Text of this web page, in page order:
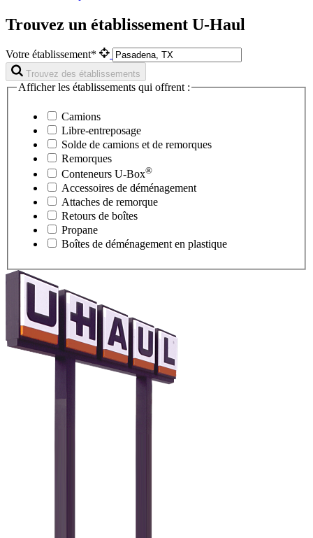
Trouvez un établissement U-Haul
Votre établissement*
Trouvez des établissements
Afficher les établissements qui offrent :
Camions
Libre-entreposage
Solde de camions et de remorques
Remorques
Conteneurs U-Box®
Accessoires de déménagement
Attaches de remorque
Retours de boîtes
Propane
Boîtes de déménagement en plastique